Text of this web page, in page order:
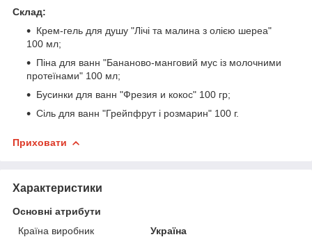
Склад:
Крем-гель для душу "Лічі та малина з олією шереа"
100 мл;
Піна для ванн "Бананово-манговий мус із молочними
протеїнами" 100 мл;
Бусинки для ванн "Фрезия и кокос" 100 гр;
Сіль для ванн "Грейпфрут і розмарин" 100 г.
Приховати
Характеристики
Основні атрибути
Країна виробник
Україна